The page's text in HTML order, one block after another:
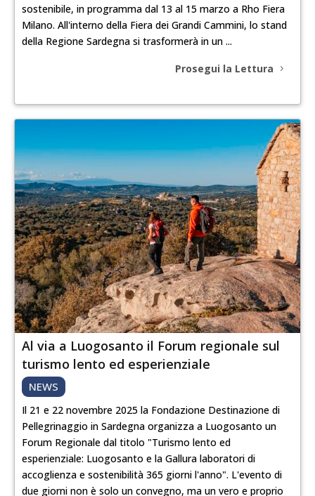
sostenibile, in programma dal 13 al 15 marzo a Rho Fiera
Milano. All'interno della Fiera dei Grandi Cammini, lo stand
della Regione Sardegna si trasformerà in un ...
Prosegui la Lettura
Al via a Luogosanto il Forum regionale sul
turismo lento ed esperienziale
NEWS
Il 21 e 22 novembre 2025 la Fondazione Destinazione di
Pellegrinaggio in Sardegna organizza a Luogosanto un
Forum Regionale dal titolo "Turismo lento ed
esperienziale: Luogosanto e la Gallura laboratori di
accoglienza e sostenibilità 365 giorni l'anno". L'evento di
due giorni non è solo un convegno, ma un vero e proprio